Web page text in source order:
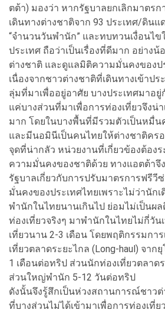
ตต้า) มองว่า หากรัฐบาลยกเลิกมาตร
เดินทางต่างชาติจาก 93 ประเทศ/ดิน
“จำนวนวันพำนัก” และทบทวนเงื่อนไ
ประเทศ ถือว่าเป็นเรื่องที่ดีมาก อย่าง
ต่างชาติ และดูแลมิติความมั่นคงของป
เนื่องจากชาวต่างชาติที่เดินทางเข้าปร
ลุ่มที่มาเพื่ออยู่อาศัย บางประเทศมาอยู่
แค่บางส่วนที่มาเพื่อการท่องเที่ยวจึงน่
มาก โดยในบางพื้นที่มีรวมตัวเป็นหมื่
และมีนอมินีเป็นคนไทยให้ต่างชาติคร
จุดที่น่ากลัว หน่วยงานที่เกี่ยวข้องต้อง
ความมั่นคงของชาติด้วย ทางแอตต้า
รัฐบาลเกี่ยวกับการปรับมาตรการฟรีวี
มั่นคงของประเทศไทยเพราะไม่ว่านัก
พำนักในไทยนานเกินไป ย่อมไม่เป็นผ
ท่องเที่ยวจริงๆ มาพำนักในไทยไม่กี่วัน
เที่ยวนาน 2-3 เดือน โดยพฤติกรรมกา
เที่ยวตลาดระยะไกล (Long-haul) จาก
1 เดือนต่อทริป ส่วนนักท่องเที่ยวตลาด
ส่วนใหญ่พำนัก 5-12 วันต่อทริป
ดังนั้นจึงรู้สึกเป็นห่วงสถานการณ์ชาวต่
ที่บางส่วนไม่ได้เข้ามาเพื่อการท่องเที่